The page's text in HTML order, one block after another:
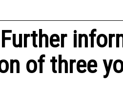
of three